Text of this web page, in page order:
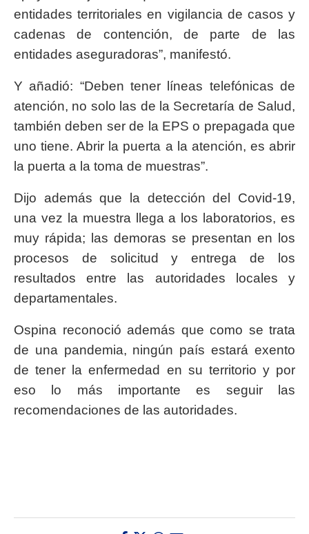
entidades territoriales en vigilancia de casos y
cadenas de contención, de parte de las
entidades aseguradoras”, manifestó.
Y añadió: “Deben tener líneas telefónicas de
atención, no solo las de la Secretaría de Salud,
también deben ser de la EPS o prepagada que
uno tiene. Abrir la puerta a la atención, es abrir
la puerta a la toma de muestras”.
Dijo además que la detección del Covid-19,
una vez la muestra llega a los laboratorios, es
muy rápida; las demoras se presentan en los
procesos de solicitud y entrega de los
resultados entre las autoridades locales y
departamentales.
Ospina reconoció además que como se trata
de una pandemia, ningún país estará exento
de tener la enfermedad en su territorio y por
eso lo más importante es seguir las
recomendaciones de las autoridades.